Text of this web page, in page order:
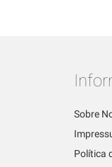
Sobre
Política